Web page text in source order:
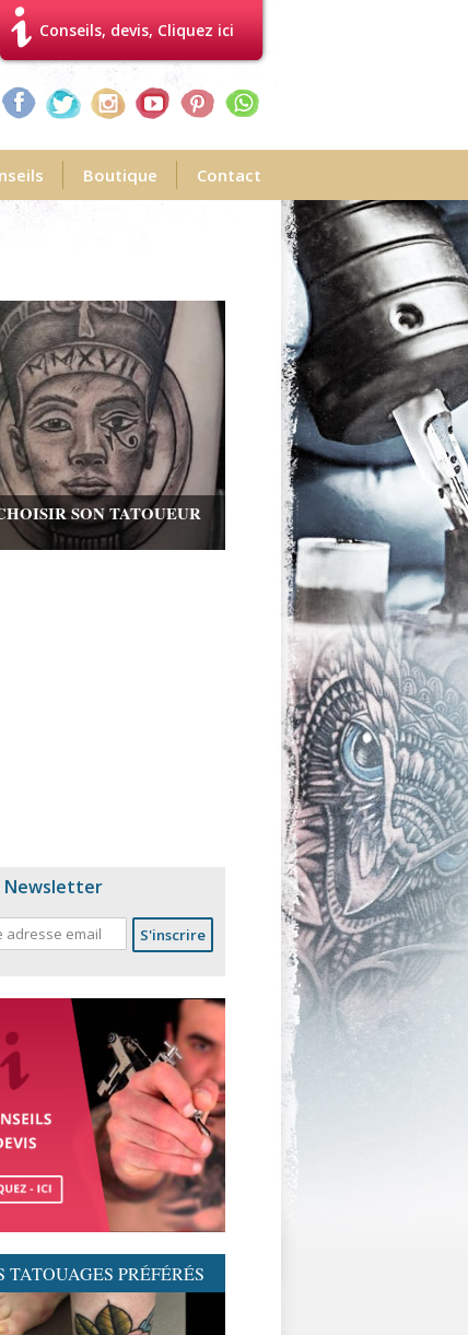
Conseils, devis, Cliquez ici
Boutique Contact
SON TATOUEUR
Newsletter
TATOUAGES PRÉFÉRÉS
GRAPHICADERME-